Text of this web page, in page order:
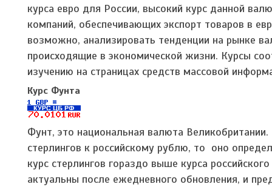
курса евро для России, высокий курс данной
компаний, обеспечивающих экспорт товаров в
возможно, анализировать тенденции на рынке
происходящие в экономической жизни. Курсы
изучению на страницах средств массовой
Курс Фунта
Фунт, это национальная валюта
стерлингов к российскому рублю, то оно
курс стерлингов гораздо выше курса
актуальны после ежедневного обновления, и